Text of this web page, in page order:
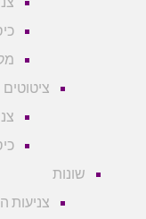
כיסוי
מקומות
ציטוטים
צניעות
כיסוי ראש
צניעות הגברים